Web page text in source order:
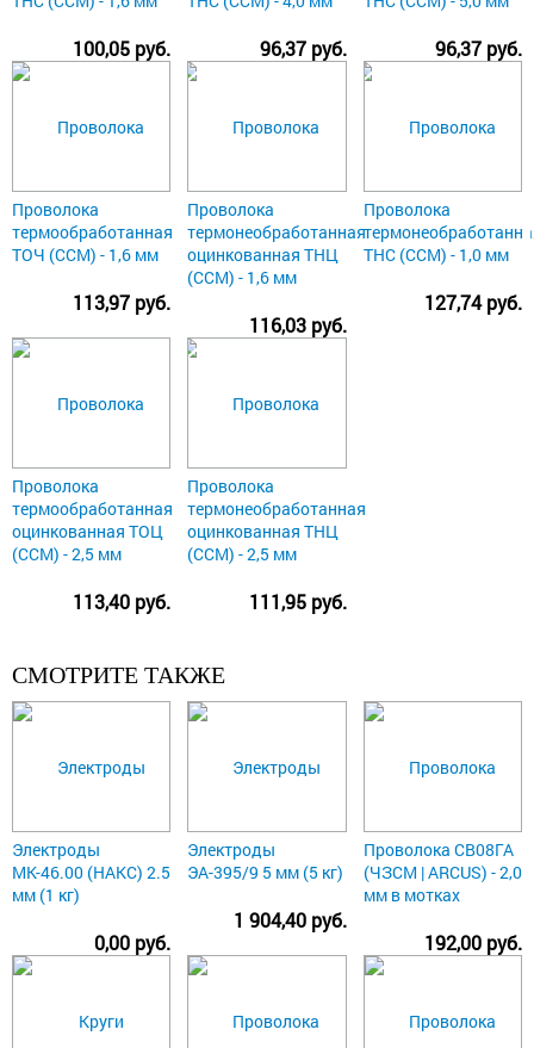
100,05 руб. 96,37 руб. 96,37 руб.
Проволока
термообработанная
ТОЧ (ССМ) - 1,6 мм
113,97 руб.
Проволока
термонеобработанная
оцинкованная ТНЦ
(ССМ) - 1,6 мм
116,03 руб.
Проволока
ТНС (ССМ) - 1,0 мм
127,74 руб.
Проволока
термообработанная
оцинкованная ТОЦ
(ССМ) - 2,5 мм
113,40 руб.
Проволока
термонеобработанная
оцинкованная ТНЦ
(ССМ) - 2,5 мм
111,95 руб.
СМОТРИТЕ ТАКЖЕ
Электроды
МК-46.00 (НАКС) 2.5
мм (1 кг)
0,00 руб.
Электроды
ЭА-395/9 5 мм (5 кг)
1 904,40 руб.
Проволока СВ08ГА
(ЧЗСМ | ARCUS) - 2,0
мм в мотках
192,00 руб.